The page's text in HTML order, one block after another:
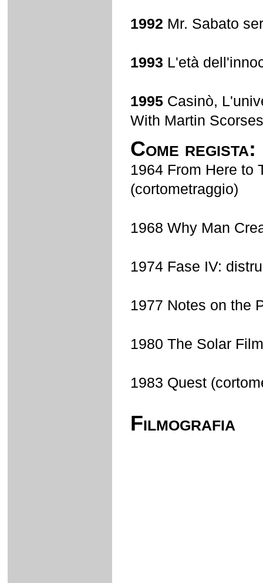
1992 Mr. Sabato
1993 L'età
1995 Casinò,
With Martin
Come regista:
1964 From Here to
(cortometraggio)
1968 Why Man
1974 Fase IV:
1977 Notes on the
1980 The Solar
1983 Quest
Filmografia